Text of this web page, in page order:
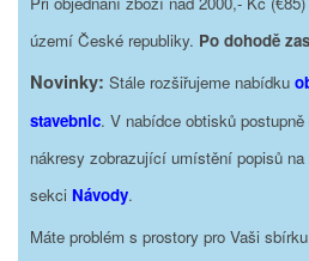
území České republiky. Po dohodě
Novinky: Stále rozšiřujeme nabídku
stavebnic. V nabídce obtisků
nákresy zobrazující umístění popisů
sekci Návody.
Máte problém s prostory pro Vaši